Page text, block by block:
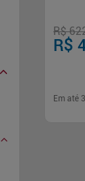
R$
R$
Em até